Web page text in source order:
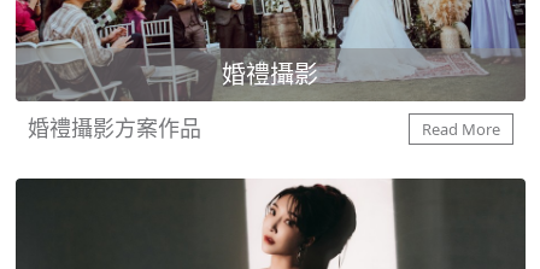
婚禮攝影
婚禮攝影方案作品 Read More